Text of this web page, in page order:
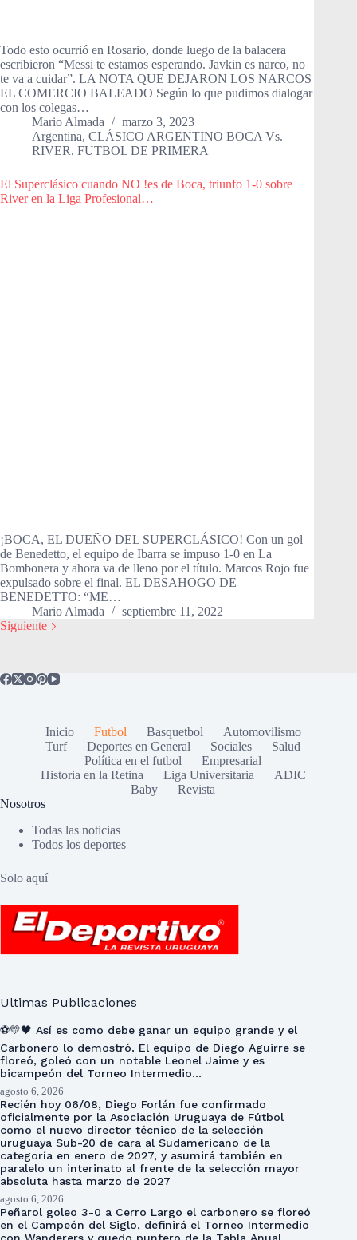
Todo esto ocurrió en Rosario, donde luego de la balacera
escribieron “Messi te estamos esperando. Javkin es narco, no
te va a cuidar”. LA NOTA QUE DEJARON LOS NARCOS
EL COMERCIO BALEADO Según lo que pudimos dialogar
con los colegas…
Mario Almada
marzo 3, 2023
Argentina, CLÁSICO ARGENTINO BOCA Vs.
RIVER, FUTBOL DE PRIMERA
El Superclásico cuando NO !es de Boca, triunfo 1-0 sobre
River en la Liga Profesional…
¡BOCA, EL DUEÑO DEL SUPERCLÁSICO! Con un gol
de Benedetto, el equipo de Ibarra se impuso 1-0 en La
Bombonera y ahora va de lleno por el título. Marcos Rojo fue
expulsado sobre el final. EL DESAHOGO DE
BENEDETTO: “ME…
Mario Almada
septiembre 11, 2022
Siguiente
Inicio Futbol Basquetbol
Automovilismo
Turf
Deportes en General Sociales
Salud
Política en el futbol
Empresarial
Historia en la Retina
Liga Universitaria
ADIC
Baby
Revista
Nosotros
Todas las noticias
Todos los deportes
Solo aquí
Ultimas Publicaciones
⚽💛🖤 Así es como debe ganar un equipo grande y el
Carbonero lo demostró. El equipo de Diego Aguirre se
floreó, goleó con un notable Leonel Jaime y es
bicampeón del Torneo Intermedio…
agosto 6, 2026
Recién hoy 06/08, Diego Forlán fue confirmado
oficialmente por la Asociación Uruguaya de Fútbol
como el nuevo director técnico de la selección
uruguaya Sub-20 de cara al Sudamericano de la
categoría en enero de 2027, y asumirá también en
paralelo un interinato al frente de la selección mayor
absoluta hasta marzo de 2027
agosto 6, 2026
Peñarol goleo 3-0 a Cerro Largo el carbonero se floreó
en el Campeón del Siglo, definirá el Torneo Intermedio
con Wanderers y quedo puntero de la Tabla Anual